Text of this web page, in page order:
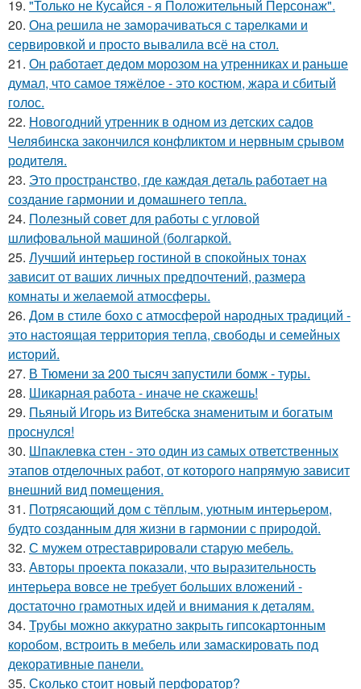
19. "Только не Кусайся - я Положительный Персонаж".
20. Она решила не заморачиваться с тарелками и
сервировкой и просто вывалила всё на стол.
21. Он работает дедом морозом на утренниках и раньше
думал, что самое тяжёлое - это костюм, жара и сбитый
голос.
22. Новогодний утренник в одном из детских садов
Челябинска закончился конфликтом и нервным срывом
родителя.
23. Это пространство, где каждая деталь работает на
создание гармонии и домашнего тепла.
24. Полезный совет для работы с угловой
шлифовальной машиной (болгаркой.
25. Лучший интерьер гостиной в спокойных тонах
зависит от ваших личных предпочтений, размера
комнаты и желаемой атмосферы.
26. Дом в стиле бохо с атмосферой народных традиций -
это настоящая территория тепла, свободы и семейных
историй.
27. В Тюмени за 200 тысяч запустили бомж - туры.
28. Шикарная работа - иначе не скажешь!
29. Пьяный Игорь из Витебска знаменитым и богатым
проснулся!
30. Шпаклевка стен - это один из самых ответственных
этапов отделочных работ, от которого напрямую зависит
внешний вид помещения.
31. Потрясающий дом с тёплым, уютным интерьером,
будто созданным для жизни в гармонии с природой.
32. С мужем отреставрировали старую мебель.
33. Авторы проекта показали, что выразительность
интерьера вовсе не требует больших вложений -
достаточно грамотных идей и внимания к деталям.
34. Трубы можно аккуратно закрыть гипсокартонным
коробом, встроить в мебель или замаскировать под
декоративные панели.
35. Сколько стоит новый перфоратор?